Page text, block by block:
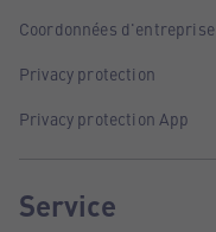
Coordonnées d'entreprise
Privacy protection
Privacy protection App
Service